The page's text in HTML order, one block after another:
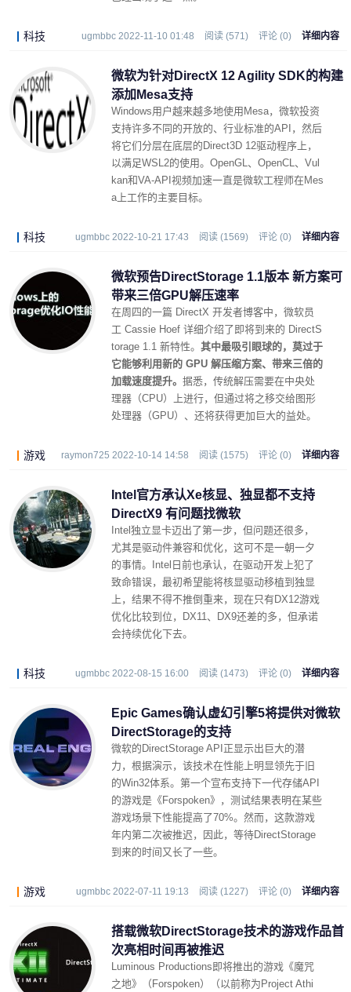
科技 ugmbbc 2022-11-10 01:48 阅读 (571) 评论 (0) 详细内容
微软为针对DirectX 12 Agility SDK的构建
添加Mesa支持
Windows用户越来越多地使用Mesa，微软投资
支持许多不同的开放的、行业标准的API，然后
将它们分层在底层的Direct3D 12驱动程序上，
以满足WSL2的使用。OpenGL、OpenCL、Vul
kan和VA-API视频加速一直是微软工程师在Mes
a上工作的主要目标。
科技 ugmbbc 2022-10-21 17:43 阅读 (1569) 评论 (0) 详细内容
微软预告DirectStorage 1.1版本 新方案可
带来三倍GPU解压速率
在周四的一篇 DirectX 开发者博客中，微软员
工 Cassie Hoef 详细介绍了即将到来的 DirectS
torage 1.1 新特性。 其中最吸引眼球的，莫过于
它能够利用新的 GPU 解压缩方案、带来三倍的
加载速度提升。 据悉，传统解压需要在中央处
理器（CPU）上进行，但通过将之移交给图形
处理器（GPU）、还将获得更加巨大的益处。
游戏 raymon725 2022-10-14 14:58 阅读 (1575) 评论 (0) 详细内容
Intel官方承认Xe核显、独显都不支持
DirectX9 有问题找微软
Intel独立显卡迈出了第一步，但问题还很多，
尤其是驱动件兼容和优化，这可不是一朝一夕
的事情。Intel日前也承认，在驱动开发上犯了
致命错误，最初希望能将核显驱动移植到独显
上，结果不得不推倒重来，现在只有DX12游戏
优化比较到位，DX11、DX9还差的多，但承诺
会持续优化下去。
科技 ugmbbc 2022-08-15 16:00 阅读 (1473) 评论 (0) 详细内容
Epic Games确认虚幻引擎5将提供对微软
DirectStorage的支持
微软的DirectStorage API正显示出巨大的潜
力，根据演示，该技术在性能上明显领先于旧
的Win32体系。第一个宣布支持下一代存储API
的游戏是《Forspoken》，测试结果表明在某些
游戏场景下性能提高了70%。然而，这款游戏
年内第二次被推迟，因此，等待DirectStorage
到来的时间又长了一些。
游戏 ugmbbc 2022-07-11 19:13 阅读 (1227) 评论 (0) 详细内容
搭载微软DirectStorage技术的游戏作品首
次亮相时间再被推迟
Luminous Productions即将推出的游戏《魔咒
之地》（Forspoken）（以前称为Project Athi